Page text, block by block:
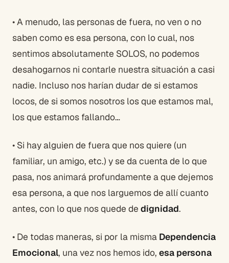
• A menudo, las personas de fuera, no ven o no
saben como es esa persona, con lo cual, nos
sentimos absolutamente SOLOS, no podemos
desahogarnos ni contarle nuestra situación a casi
nadie. Incluso nos harían dudar de si estamos
locos, de si somos nosotros los que estamos mal,
los que estamos fallando…
• Si hay alguien de fuera que nos quiere (un
familiar, un amigo, etc.) y se da cuenta de lo que
pasa, nos animará profundamente a que dejemos
esa persona, a que nos larguemos de allí cuanto
antes, con lo que nos quede de dignidad.
• De todas maneras, si por la misma Dependencia
Emocional, una vez nos hemos ido, esa persona